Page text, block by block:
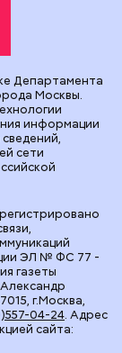
ЭЛ № ФС 77 -
газеты
Александр
г.Москва,
04-24. Адрес
сайта:
Департамента
Москвы.
информации
сети